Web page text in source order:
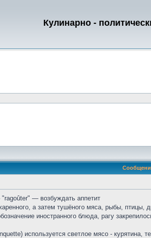
Кулинарно -
— возбуждать аппетит
а затем тушёного мяса, рыбы, птицы,
иностранного блюда, рагу
используется светлое мясо - курятина,